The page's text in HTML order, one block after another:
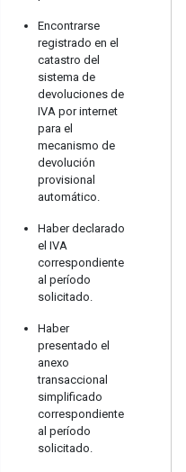
Encontrarse
registrado en el
catastro del
sistema de
devoluciones de
IVA por internet
para el
mecanismo de
devolución
provisional
automático.
Haber declarado
el IVA
correspondiente
al período
solicitado.
Haber
presentado el
anexo
transaccional
simplificado
correspondiente
al período
solicitado.